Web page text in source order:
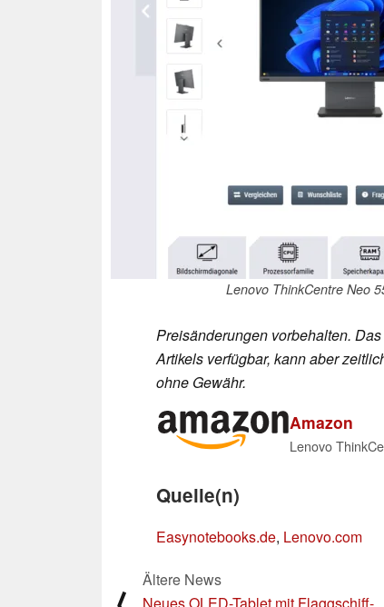
Lenovo ThinkCentre Neo
Preisänderungen vorbehalten.
Artikels verfügbar, kann aber
ohne Gewähr.
Amazon
Quelle(n)
Easynotebooks.de, Lenovo.com
Ältere News
Neues OLED-Tablet mit Flaggschiff-